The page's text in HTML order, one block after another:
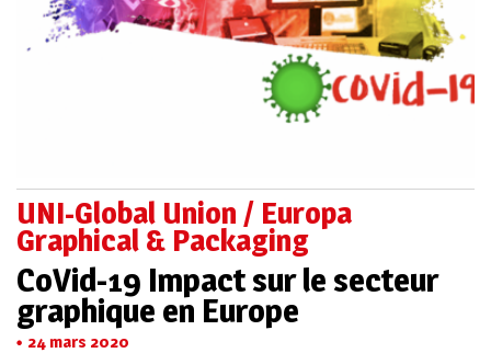
UNI-Global Union / Europa
Graphical & Packaging
CoVid-19 Impact sur le secteur
graphique en Europe
24 mars 2020